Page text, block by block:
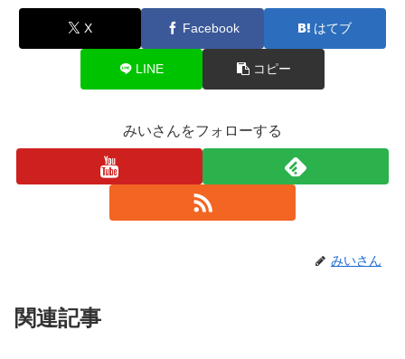
X Facebook はてブ
LINE コピー
みいさんをフォローする
みいさん
関連記事